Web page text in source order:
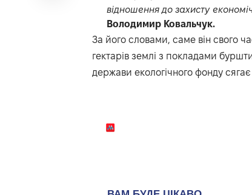
відношення до захисту
Володимир Ковальчук.
За його словами, саме він свого
гектарів землі з покладами
держави екологічного фонду